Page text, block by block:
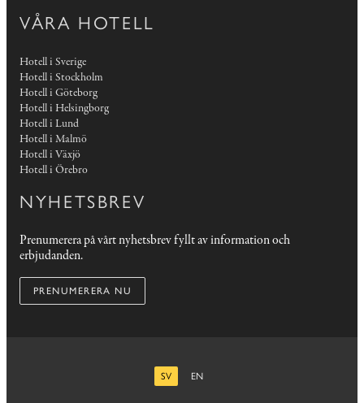
VÅRA HOTELL
Hotell i Sverige
Hotell i Stockholm
Hotell i Göteborg
Hotell i Helsingborg
Hotell i Lund
Hotell i Malmö
Hotell i Växjö
Hotell i Örebro
NYHETSBREV
Prenumerera på vårt nyhetsbrev fyllt av information och
erbjudanden.
PRENUMERERA NU
SV
EN